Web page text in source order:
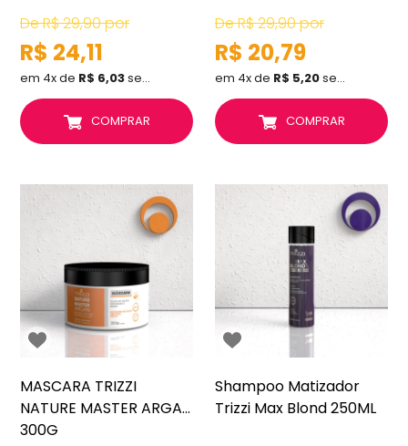
DeR$ 29,90por
R$ 24,11
em 4x de R$ 6,03sem juros
COMPRAR
DeR$ 29,90por
R$ 20,79
em 4x de R$ 5,20sem juros
COMPRAR
MASCARA TRIZZI
NATURE MASTER ARGAN
300G
Shampoo Matizador
Trizzi Max Blond 250ML